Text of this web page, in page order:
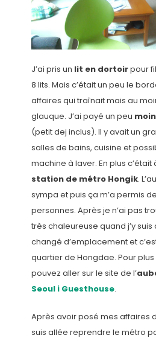
J’ai pris un lit en dortoirpour
8 lits. Mais c’était un peu le
affaires qui traînait mais au
glauque. J’ai payé un peu
(petit dej inclus). Il y avait un
salles de bains, cuisine et
machine à laver. En plus c’était
station de métro Hongik.
sympa et puis ça m’a permis
personnes. Après je n’ai pas
très chaleureuse quand j’y suis
changé d’emplacement et
quartier de Hongdae. Pour plus
pouvez aller sur le site de l’
Seoul i Guesthouse.
Après avoir posé mes affaires
suis allée reprendre le métro